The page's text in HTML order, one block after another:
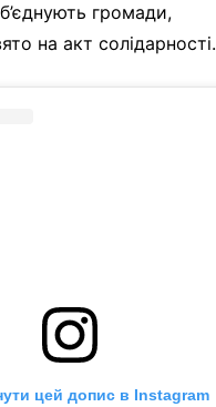
громади,
на акт солідарності.
цей допис в Instagram